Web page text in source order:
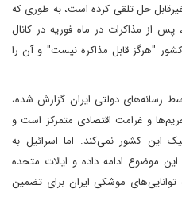
حل تلقی کرده است، به طوری که
پس از مذاکرات در ماه فوریه در کانال
"هرگز قابل مذاکره نیست" و آن را
رسانه‌های دولتی ایران گزارش شده،
و غرامت اقتصادی متمرکز است و
این کشور نمی‌کند. اما اسرائیل به
موضوع ادامه داده و ایالات متحده
موشکی ایران برای تضمین